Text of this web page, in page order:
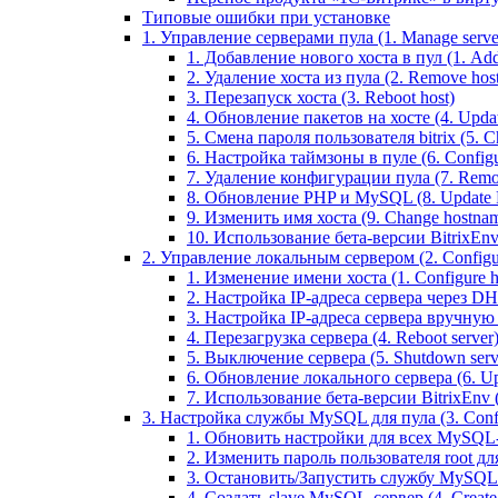
Типовые ошибки при установке
1. Управление серверами пула (1. Manage
1. Добавление нового хоста в пул (1.
2. Удаление хоста из пула (2. Remove
3. Перезапуск хоста (3. Reboot host)
4. Обновление пакетов на хосте (4.
5. Смена пароля пользователя bitrix (5.
6. Настройка таймзоны в пуле (6.
7. Удаление конфигурации пула (7.
8. Обновление PHP и MySQL (8. Update
9. Изменить имя хоста (9. Change
10. Использование бета-версии
2. Управление локальным сервером (2.
1. Изменение имени хоста (1. Configure
2. Настройка IP-адреса сервера через
3. Настройка IP-адреса сервера
4. Перезагрузка сервера (4. Reboot server)
5. Выключение сервера (5. Shutdown
6. Обновление локального сервера (6.
7. Использование бета-версии BitrixEnv
3. Настройка службы MySQL для пула (3.
1. Обновить настройки для всех
2. Изменить пароль пользователя root
3. Остановить/Запустить службу